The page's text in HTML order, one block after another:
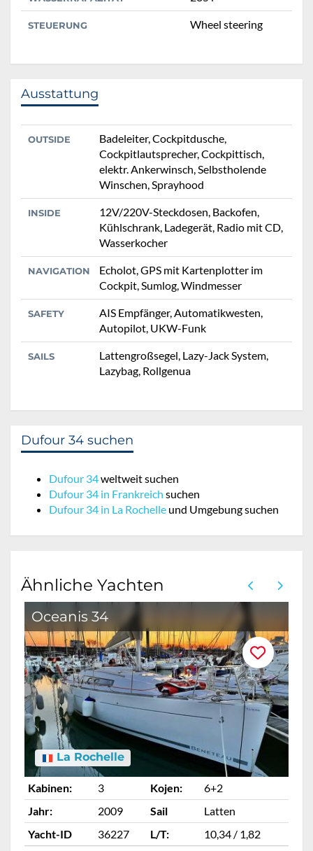
STEUERUNG Wheel steering
Ausstattung
OUTSIDE
Badeleiter, Cockpitdusche,
Cockpitlautsprecher, Cockpittisch,
elektr. Ankerwinsch, Selbstholende
Winschen, Sprayhood
INSIDE
12V/220V-Steckdosen, Backofen,
Kühlschrank, Ladegerät, Radio mit CD,
Wasserkocher
NAVIGATION
Echolot, GPS mit Kartenplotter im
Cockpit, Sumlog, Windmesser
SAFETY
AIS Empfänger, Automatikwesten,
Autopilot, UKW-Funk
SAILS
Lattengroßsegel, Lazy-Jack System,
Lazybag, Rollgenua
Dufour 34 suchen
Dufour 34weltweit suchen
Dufour 34 in Frankreich suchen
Dufour 34 in La Rochelle und Umgebung suchen
Ähnliche Yachten
Oceanis 34
La Rochelle
Kabinen: 3 Kojen:
6+2
Jahr:
2009 Sail
Latten
Yacht-ID
36227 L/T: 10,34 / 1,82